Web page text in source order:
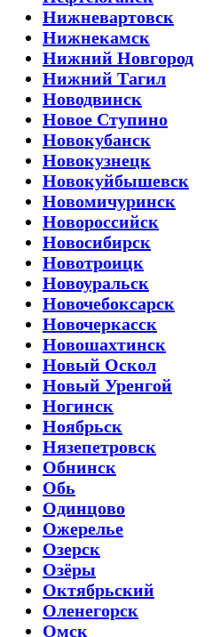
Нижневартовск
Нижнекамск
Нижний Новгород
Нижний Тагил
Новодвинск
Новое Ступино
Новокубанск
Новокузнецк
Новокуйбышевск
Новомичуринск
Новороссийск
Новосибирск
Новотроицк
Новоуральск
Новочебоксарск
Новочеркасск
Новошахтинск
Новый Оскол
Новый Уренгой
Ногинск
Ноябрьск
Нязепетровск
Обнинск
Обь
Одинцово
Ожерелье
Озерск
Озёры
Октябрьский
Оленегорск
Омск